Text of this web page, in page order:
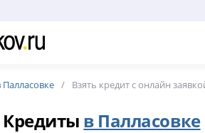
Взять кредит с онлайн
Кредиты в Палласовке